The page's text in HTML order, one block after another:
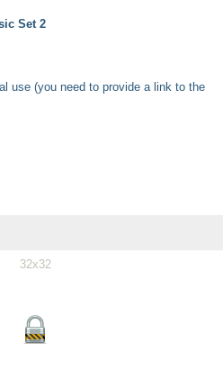
Set 2
use (you need to provide a link to the
32x32